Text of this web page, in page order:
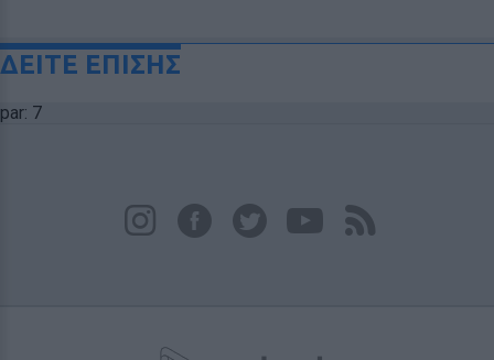
ΔΕΙΤΕ ΕΠΙΣΗΣ
par: 7